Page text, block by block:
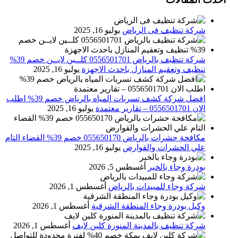
شركة تنظيف فى الرياض يوليو 16, 2025
شركة تنظيف بالرياض 0556501701 كلــين لايــن خصم 39%
تنظيف وتعقيم المنازل باحدث الاجهزة يوليو 16, 2025
افضل شركة كشف تسربات المياه بالرياض خصم 39% اطلب
الان 0556501701‬‏ – تقارير معتمدة
يوليو 16, 2025
مكافحة حشرات بالرياض 055650170 خصم 39% القضاء التام
علي الحشرات والقوارض يوليو 16, 2025
بودرة وجاء بالخبر أغسطس 5, 2026
شركة وجاء للمبيدات بالرياض أغسطس 1, 2026
وكيل بودرة وجاء المنطقة الشرقية أغسطس 1, 2026
شركة تنظيف بالمدينة المنورة كلين لايف أغسطس 1, 2026